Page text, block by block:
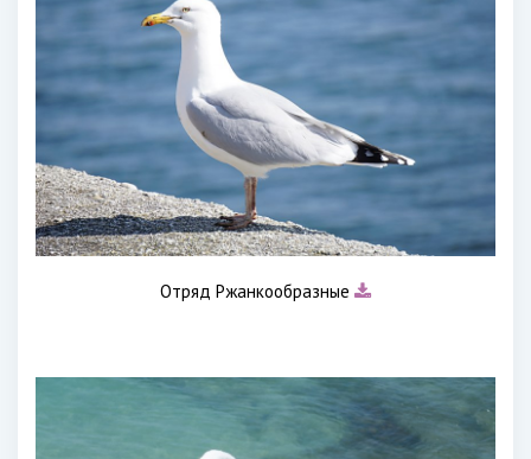
Отряд Ржанкообразные